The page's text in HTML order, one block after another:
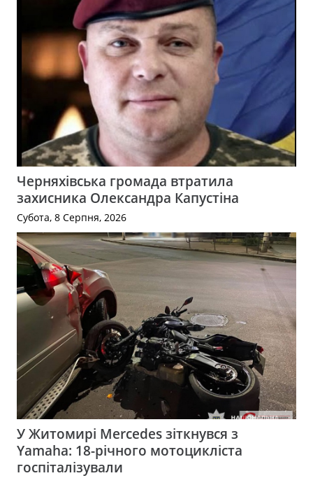
Черняхівська громада втратила
захисника Олександра Капустіна
Субота, 8 Серпня, 2026
У Житомирі Mercedes зіткнувся з
Yamaha: 18-річного мотоцикліста
госпіталізували